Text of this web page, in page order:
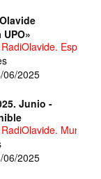
06/2025
Junio -
Mundo
06/2025